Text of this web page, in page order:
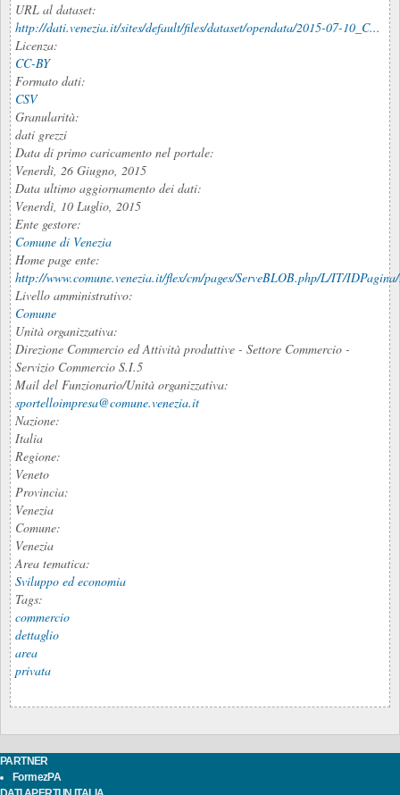
URL al dataset:
http://dati.venezia.it/sites/default/files/dataset/opendata/2015-07-10_C...
Licenza:
CC-BY
Formato dati:
CSV
Granularità:
dati grezzi
Data di primo caricamento nel portale:
Venerdì, 26 Giugno, 2015
Data ultimo aggiornamento dei dati:
Venerdì, 10 Luglio, 2015
Ente gestore:
Comune di Venezia
Home page ente:
http://www.comune.venezia.it/flex/cm/pages/ServeBLOB.php/L/IT/
Livello amministrativo:
Comune
Unità organizzativa:
Direzione Commercio ed Attività produttive - Settore Commercio -
Servizio Commercio S.I.5
Mail del Funzionario/Unità organizzativa:
sportelloimpresa@comune.venezia.it
Nazione:
Italia
Regione:
Veneto
Provincia:
Venezia
Comune:
Venezia
Area tematica:
Sviluppo ed economia
Tags:
commercio
dettaglio
area
privata
PARTNER
FormezPA